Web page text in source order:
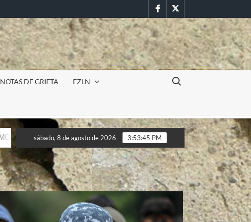
FacebookTwitter
NOTAS DE GRIETA EZLN
Buscar:
Incursión militar en la UAEM (Morelos) durante paro estudiantil por
Incursión militar en la UAEM (Morelos) durante paro estudiantil por
sábado, 8 de agosto de 2026 3:53:47 PM